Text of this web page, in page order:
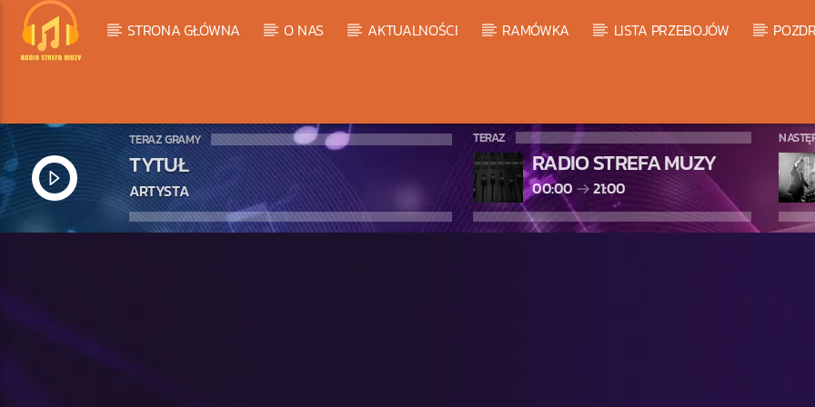
STRONA GŁÓWNA O NAS AKTUALNOŚCI RAMÓWKA LISTA PRZEBOJÓW
TERAZ GRAMY
TYTUŁ
ARTYSTA
TERAZ
RADIO STREFA MUZY
00:00 21:00